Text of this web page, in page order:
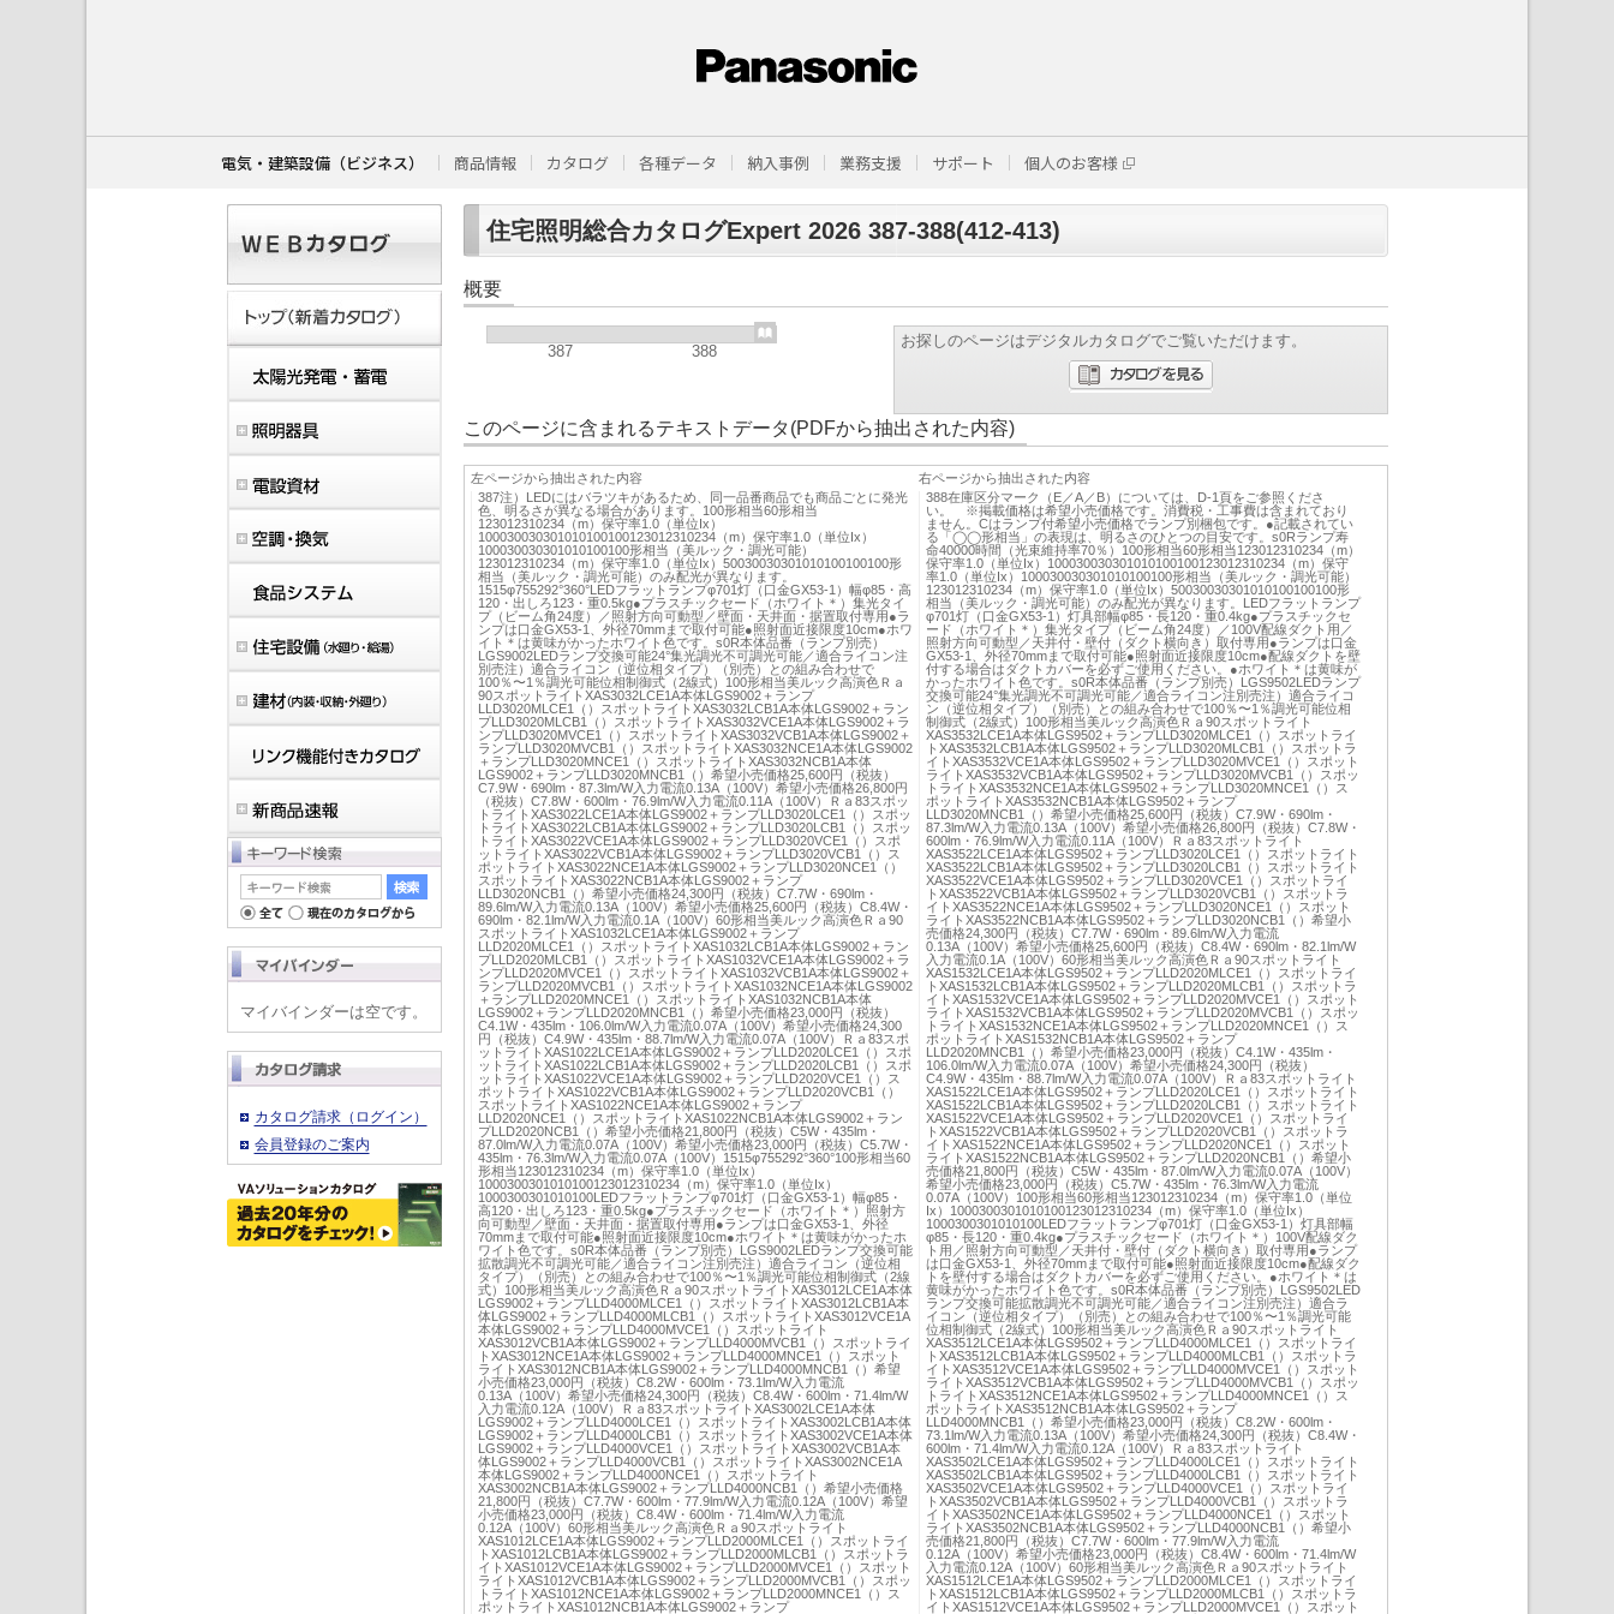
電気・建築設備（ビジネス） 商品情報 カタログ 各種データ 納入事例 業務支援 サポート 個人のお客様
住宅照明総合カタログExpert 2026 387-388(412-413)
概要
387 388
お探しのページはデジタルカタログでご覧いただけます。
このページに含まれるテキストデータ(PDFから抽出された内容)
左ページから抽出された内容
387注）LEDにはバラツキがあるため、同一品番商品でも商品ごとに発光
色、明るさが異なる場合があります。100形相当60形相当
123012310234（m）保守率1.0（単位Ix）
100030030301010100100123012310234（m）保守率1.0（単位Ix）
100030030301010100100形相当（美ルック・調光可能）
123012310234（m）保守率1.0（単位Ix）50030030301010100100100形
相当（美ルック・調光可能）のみ配光が異なります。
1515φ755292°360°LEDフラットランプφ701灯（口金GX53-1）幅φ85・高
120・出しろ123・重0.5kg●プラスチックセード（ホワイト＊）集光タイ
プ（ビーム角24度）／照射方向可動型／壁面・天井面・据置取付専用●ラ
ンプは口金GX53-1、外径70mmまで取付可能●照射面近接限度10cm●ホワ
イト＊は黄味がかったホワイト色です。s0R本体品番（ランプ別売）
LGS9002LEDランプ交換可能24°集光調光不可調光可能／適合ライコン注
別売注）適合ライコン（逆位相タイプ）（別売）との組み合わせで
100％〜1％調光可能位相制御式（2線式）100形相当美ルック高演色Ｒａ
90スポットライトXAS3032LCE1A本体LGS9002＋ランプ
LLD3020MLCE1（）スポットライトXAS3032LCB1A本体LGS9002＋ラン
プLLD3020MLCB1（）スポットライトXAS3032VCE1A本体LGS9002＋ラ
ンプLLD3020MVCE1（）スポットライトXAS3032VCB1A本体LGS9002＋
ランプLLD3020MVCB1（）スポットライトXAS3032NCE1A本体LGS9002
＋ランプLLD3020MNCE1（）スポットライトXAS3032NCB1A本体
LGS9002＋ランプLLD3020MNCB1（）希望小売価格25,600円（税抜）
C7.9W・690lm・87.3lm/W入力電流0.13A（100V）希望小売価格26,800円
（税抜）C7.8W・600lm・76.9lm/W入力電流0.11A（100V）Ｒａ83スポッ
トライトXAS3022LCE1A本体LGS9002＋ランプLLD3020LCE1（）スポッ
トライトXAS3022LCB1A本体LGS9002＋ランプLLD3020LCB1（）スポッ
トライトXAS3022VCE1A本体LGS9002＋ランプLLD3020VCE1（）スポ
ットライトXAS3022VCB1A本体LGS9002＋ランプLLD3020VCB1（）ス
ポットライトXAS3022NCE1A本体LGS9002＋ランプLLD3020NCE1（）
スポットライトXAS3022NCB1A本体LGS9002＋ランプ
LLD3020NCB1（）希望小売価格24,300円（税抜）C7.7W・690lm・
89.6lm/W入力電流0.13A（100V）希望小売価格25,600円（税抜）C8.4W・
690lm・82.1lm/W入力電流0.1A（100V）60形相当美ルック高演色Ｒａ90
スポットライトXAS1032LCE1A本体LGS9002＋ランプ
LLD2020MLCE1（）スポットライトXAS1032LCB1A本体LGS9002＋ラン
プLLD2020MLCB1（）スポットライトXAS1032VCE1A本体LGS9002＋ラ
ンプLLD2020MVCE1（）スポットライトXAS1032VCB1A本体LGS9002＋
ランプLLD2020MVCB1（）スポットライトXAS1032NCE1A本体LGS9002
＋ランプLLD2020MNCE1（）スポットライトXAS1032NCB1A本体
LGS9002＋ランプLLD2020MNCB1（）希望小売価格23,000円（税抜）
C4.1W・435lm・106.0lm/W入力電流0.07A（100V）希望小売価格24,300
円（税抜）C4.9W・435lm・88.7lm/W入力電流0.07A（100V）Ｒａ83スポ
ットライトXAS1022LCE1A本体LGS9002＋ランプLLD2020LCE1（）スポ
ットライトXAS1022LCB1A本体LGS9002＋ランプLLD2020LCB1（）スポ
ットライトXAS1022VCE1A本体LGS9002＋ランプLLD2020VCE1（）ス
ポットライトXAS1022VCB1A本体LGS9002＋ランプLLD2020VCB1（）
スポットライトXAS1022NCE1A本体LGS9002＋ランプ
LLD2020NCE1（）スポットライトXAS1022NCB1A本体LGS9002＋ラン
プLLD2020NCB1（）希望小売価格21,800円（税抜）C5W・435lm・
87.0lm/W入力電流0.07A（100V）希望小売価格23,000円（税抜）C5.7W・
435lm・76.3lm/W入力電流0.07A（100V）1515φ755292°360°100形相当60
形相当123012310234（m）保守率1.0（単位Ix）
1000300301010100123012310234（m）保守率1.0（単位Ix）
1000300301010100LEDフラットランプφ701灯（口金GX53-1）幅φ85・
高120・出しろ123・重0.5kg●プラスチックセード（ホワイト＊）照射方
向可動型／壁面・天井面・据置取付専用●ランプは口金GX53-1、外径
70mmまで取付可能●照射面近接限度10cm●ホワイト＊は黄味がかったホ
ワイト色です。s0R本体品番（ランプ別売）LGS9002LEDランプ交換可能
拡散調光不可調光可能／適合ライコン注別売注）適合ライコン（逆位相
タイプ）（別売）との組み合わせで100％〜1％調光可能位相制御式（2線
式）100形相当美ルック高演色Ｒａ90スポットライトXAS3012LCE1A本体
LGS9002＋ランプLLD4000MLCE1（）スポットライトXAS3012LCB1A本
体LGS9002＋ランプLLD4000MLCB1（）スポットライトXAS3012VCE1A
本体LGS9002＋ランプLLD4000MVCE1（）スポットライト
XAS3012VCB1A本体LGS9002＋ランプLLD4000MVCB1（）スポットライ
トXAS3012NCE1A本体LGS9002＋ランプLLD4000MNCE1（）スポット
ライトXAS3012NCB1A本体LGS9002＋ランプLLD4000MNCB1（）希望
小売価格23,000円（税抜）C8.2W・600lm・73.1lm/W入力電流
0.13A（100V）希望小売価格24,300円（税抜）C8.4W・600lm・71.4lm/W
入力電流0.12A（100V）Ｒａ83スポットライトXAS3002LCE1A本体
LGS9002＋ランプLLD4000LCE1（）スポットライトXAS3002LCB1A本体
LGS9002＋ランプLLD4000LCB1（）スポットライトXAS3002VCE1A本体
LGS9002＋ランプLLD4000VCE1（）スポットライトXAS3002VCB1A本
体LGS9002＋ランプLLD4000VCB1（）スポットライトXAS3002NCE1A
本体LGS9002＋ランプLLD4000NCE1（）スポットライト
XAS3002NCB1A本体LGS9002＋ランプLLD4000NCB1（）希望小売価格
21,800円（税抜）C7.7W・600lm・77.9lm/W入力電流0.12A（100V）希望
小売価格23,000円（税抜）C8.4W・600lm・71.4lm/W入力電流
0.12A（100V）60形相当美ルック高演色Ｒａ90スポットライト
XAS1012LCE1A本体LGS9002＋ランプLLD2000MLCE1（）スポットライ
トXAS1012LCB1A本体LGS9002＋ランプLLD2000MLCB1（）スポットラ
イトXAS1012VCE1A本体LGS9002＋ランプLLD2000MVCE1（）スポット
ライトXAS1012VCB1A本体LGS9002＋ランプLLD2000MVCB1（）スポッ
トライトXAS1012NCE1A本体LGS9002＋ランプLLD2000MNCE1（）ス
ポットライトXAS1012NCB1A本体LGS9002＋ランプ
右ページから抽出された内容
388在庫区分マーク（E／A／B）については、D-1頁をご参照くださ
い。 ※掲載価格は希望小売価格です。消費税・工事費は含まれており
ません。Cはランプ付希望小売価格でランプ別梱包です。●記載されてい
る「◯◯形相当」の表現は、明るさのひとつの目安です。s0Rランプ寿
命40000時間（光束維持率70％）100形相当60形相当123012310234（m）
保守率1.0（単位Ix）100030030301010100100123012310234（m）保守
率1.0（単位Ix）100030030301010100100形相当（美ルック・調光可能）
123012310234（m）保守率1.0（単位Ix）50030030301010100100100形
相当（美ルック・調光可能）のみ配光が異なります。LEDフラットランプ
φ701灯（口金GX53-1）灯具部幅φ85・長120・重0.4kg●プラスチックセ
ード（ホワイト＊）集光タイプ（ビーム角24度）／100V配線ダクト用／
照射方向可動型／天井付・壁付（ダクト横向き）取付専用●ランプは口金
GX53-1、外径70mmまで取付可能●照射面近接限度10cm●配線ダクトを壁
付する場合はダクトカバーを必ずご使用ください。●ホワイト＊は黄味が
かったホワイト色です。s0R本体品番（ランプ別売）LGS9502LEDランプ
交換可能24°集光調光不可調光可能／適合ライコン注別売注）適合ライコ
ン（逆位相タイプ）（別売）との組み合わせで100％〜1％調光可能位相
制御式（2線式）100形相当美ルック高演色Ｒａ90スポットライト
XAS3532LCE1A本体LGS9502＋ランプLLD3020MLCE1（）スポットライ
トXAS3532LCB1A本体LGS9502＋ランプLLD3020MLCB1（）スポットラ
イトXAS3532VCE1A本体LGS9502＋ランプLLD3020MVCE1（）スポット
ライトXAS3532VCB1A本体LGS9502＋ランプLLD3020MVCB1（）スポッ
トライトXAS3532NCE1A本体LGS9502＋ランプLLD3020MNCE1（）ス
ポットライトXAS3532NCB1A本体LGS9502＋ランプ
LLD3020MNCB1（）希望小売価格25,600円（税抜）C7.9W・690lm・
87.3lm/W入力電流0.13A（100V）希望小売価格26,800円（税抜）C7.8W・
600lm・76.9lm/W入力電流0.11A（100V）Ｒａ83スポットライト
XAS3522LCE1A本体LGS9502＋ランプLLD3020LCE1（）スポットライト
XAS3522LCB1A本体LGS9502＋ランプLLD3020LCB1（）スポットライト
XAS3522VCE1A本体LGS9502＋ランプLLD3020VCE1（）スポットライ
トXAS3522VCB1A本体LGS9502＋ランプLLD3020VCB1（）スポットラ
イトXAS3522NCE1A本体LGS9502＋ランプLLD3020NCE1（）スポット
ライトXAS3522NCB1A本体LGS9502＋ランプLLD3020NCB1（）希望小
売価格24,300円（税抜）C7.7W・690lm・89.6lm/W入力電流
0.13A（100V）希望小売価格25,600円（税抜）C8.4W・690lm・82.1lm/W
入力電流0.1A（100V）60形相当美ルック高演色Ｒａ90スポットライト
XAS1532LCE1A本体LGS9502＋ランプLLD2020MLCE1（）スポットライ
トXAS1532LCB1A本体LGS9502＋ランプLLD2020MLCB1（）スポットラ
イトXAS1532VCE1A本体LGS9502＋ランプLLD2020MVCE1（）スポット
ライトXAS1532VCB1A本体LGS9502＋ランプLLD2020MVCB1（）スポッ
トライトXAS1532NCE1A本体LGS9502＋ランプLLD2020MNCE1（）ス
ポットライトXAS1532NCB1A本体LGS9502＋ランプ
LLD2020MNCB1（）希望小売価格23,000円（税抜）C4.1W・435lm・
106.0lm/W入力電流0.07A（100V）希望小売価格24,300円（税抜）
C4.9W・435lm・88.7lm/W入力電流0.07A（100V）Ｒａ83スポットライト
XAS1522LCE1A本体LGS9502＋ランプLLD2020LCE1（）スポットライト
XAS1522LCB1A本体LGS9502＋ランプLLD2020LCB1（）スポットライト
XAS1522VCE1A本体LGS9502＋ランプLLD2020VCE1（）スポットライ
トXAS1522VCB1A本体LGS9502＋ランプLLD2020VCB1（）スポットラ
イトXAS1522NCE1A本体LGS9502＋ランプLLD2020NCE1（）スポット
ライトXAS1522NCB1A本体LGS9502＋ランプLLD2020NCB1（）希望小
売価格21,800円（税抜）C5W・435lm・87.0lm/W入力電流0.07A（100V）
希望小売価格23,000円（税抜）C5.7W・435lm・76.3lm/W入力電流
0.07A（100V）100形相当60形相当123012310234（m）保守率1.0（単位
Ix）1000300301010100123012310234（m）保守率1.0（単位Ix）
1000300301010100LEDフラットランプφ701灯（口金GX53-1）灯具部幅
φ85・長120・重0.4kg●プラスチックセード（ホワイト＊）100V配線ダク
ト用／照射方向可動型／天井付・壁付（ダクト横向き）取付専用●ランプ
は口金GX53-1、外径70mmまで取付可能●照射面近接限度10cm●配線ダク
トを壁付する場合はダクトカバーを必ずご使用ください。●ホワイト＊は
黄味がかったホワイト色です。s0R本体品番（ランプ別売）LGS9502LED
ランプ交換可能拡散調光不可調光可能／適合ライコン注別売注）適合ラ
イコン（逆位相タイプ）（別売）との組み合わせで100％〜1％調光可能
位相制御式（2線式）100形相当美ルック高演色Ｒａ90スポットライト
XAS3512LCE1A本体LGS9502＋ランプLLD4000MLCE1（）スポットライ
トXAS3512LCB1A本体LGS9502＋ランプLLD4000MLCB1（）スポットラ
イトXAS3512VCE1A本体LGS9502＋ランプLLD4000MVCE1（）スポット
ライトXAS3512VCB1A本体LGS9502＋ランプLLD4000MVCB1（）スポッ
トライトXAS3512NCE1A本体LGS9502＋ランプLLD4000MNCE1（）ス
ポットライトXAS3512NCB1A本体LGS9502＋ランプ
LLD4000MNCB1（）希望小売価格23,000円（税抜）C8.2W・600lm・
73.1lm/W入力電流0.13A（100V）希望小売価格24,300円（税抜）C8.4W・
600lm・71.4lm/W入力電流0.12A（100V）Ｒａ83スポットライト
XAS3502LCE1A本体LGS9502＋ランプLLD4000LCE1（）スポットライト
XAS3502LCB1A本体LGS9502＋ランプLLD4000LCB1（）スポットライト
XAS3502VCE1A本体LGS9502＋ランプLLD4000VCE1（）スポットライ
トXAS3502VCB1A本体LGS9502＋ランプLLD4000VCB1（）スポットラ
イトXAS3502NCE1A本体LGS9502＋ランプLLD4000NCE1（）スポット
ライトXAS3502NCB1A本体LGS9502＋ランプLLD4000NCB1（）希望小
売価格21,800円（税抜）C7.7W・600lm・77.9lm/W入力電流
0.12A（100V）希望小売価格23,000円（税抜）C8.4W・600lm・71.4lm/W
入力電流0.12A（100V）60形相当美ルック高演色Ｒａ90スポットライト
XAS1512LCE1A本体LGS9502＋ランプLLD2000MLCE1（）スポットライ
トXAS1512LCB1A本体LGS9502＋ランプLLD2000MLCB1（）スポットラ
イトXAS1512VCE1A本体LGS9502＋ランプLLD2000MVCE1（）スポット
マイバインダーは空です。
カタログ請求（ログイン）
会員登録のご案内